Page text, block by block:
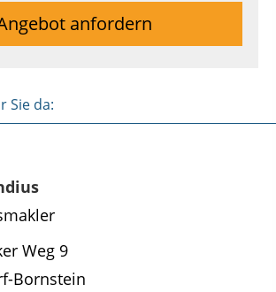
anfordern
Sie da:
Weg 9
Bornstein